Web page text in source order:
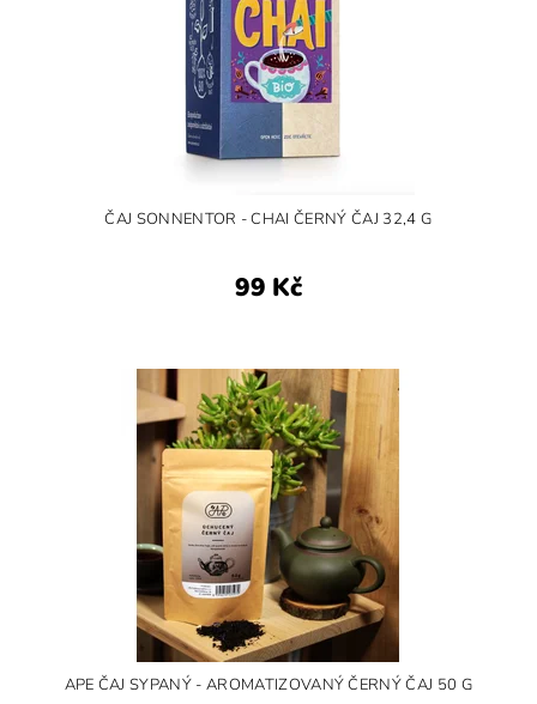
ČAJ SONNENTOR - CHAI ČERNÝ ČAJ 32,4 G
99 Kč
APE ČAJ SYPANÝ - AROMATIZOVANÝ ČERNÝ ČAJ 50 G